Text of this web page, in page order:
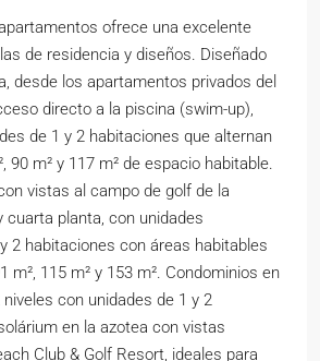
ofrece una excelente
de residencia y diseños. Diseñado
desde los apartamentos privados del
directo a la piscina (swim-up),
de 1 y 2 habitaciones que alternan
90 m² y 117 m² de espacio habitable.
vistas al campo de golf de la
cuarta planta, con unidades
2 habitaciones con áreas habitables
m², 115 m² y 153 m². Condominios en
con unidades de 1 y 2
en la azotea con vistas
Club & Golf Resort, ideales para